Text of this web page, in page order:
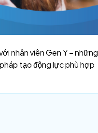
nhân viên Gen Y – những
tạo động lực phù hợp